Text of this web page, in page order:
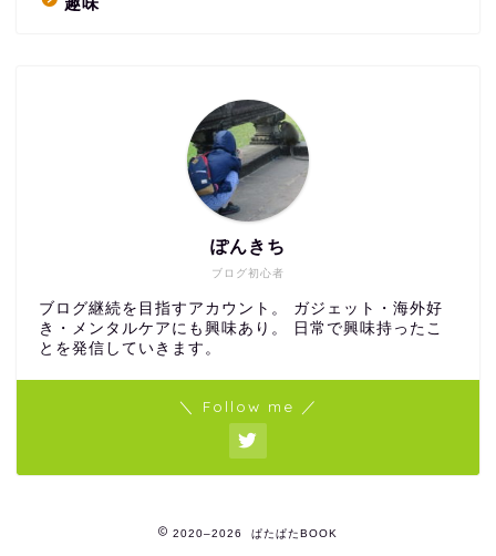
ブログ初心者
ぽんきち
ブログ継続を目指すアカウント。 ガジェット・海外好
き・メンタルケアにも興味あり。 日常で興味持ったこ
とを発信していきます。
＼ Follow me ／
2020–2026 ぱたぱたBOOK